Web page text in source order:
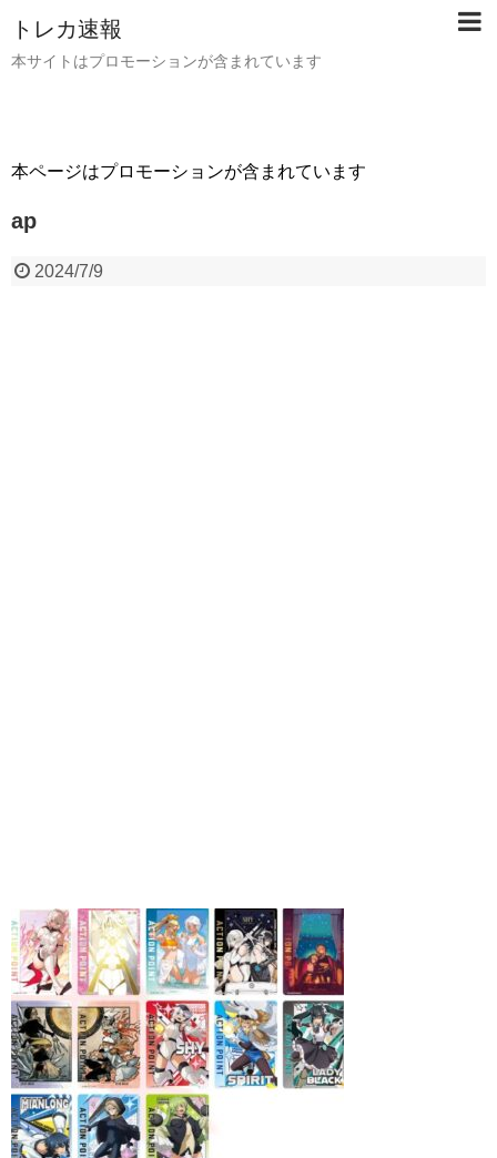
トレカ速報
本サイトはプロモーションが含まれています
本ページはプロモーションが含まれています
ap
2024/7/9